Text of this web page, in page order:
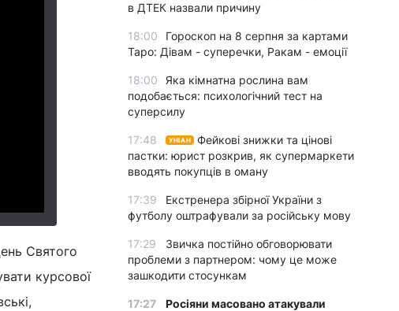
Святого
курсової
в ДТЕК назвали причину
18:00
Гороскоп на 8 серпня за картами
Таро: Дівам - суперечки, Ракам - емоції
18:00
Яка кімнатна рослина вам
подобається: психологічний тест на
суперсилу
17:48 УНІАН
Фейкові знижки та цінові
пастки: юрист розкрив, як супермаркети
вводять покупців в оману
17:39
Екстренера збірної України з
футболу оштрафували за російську мову
17:29
Звичка постійно обговорювати
проблеми з партнером: чому це може
зашкодити стосункам
17:27
Росіяни масовано атакували